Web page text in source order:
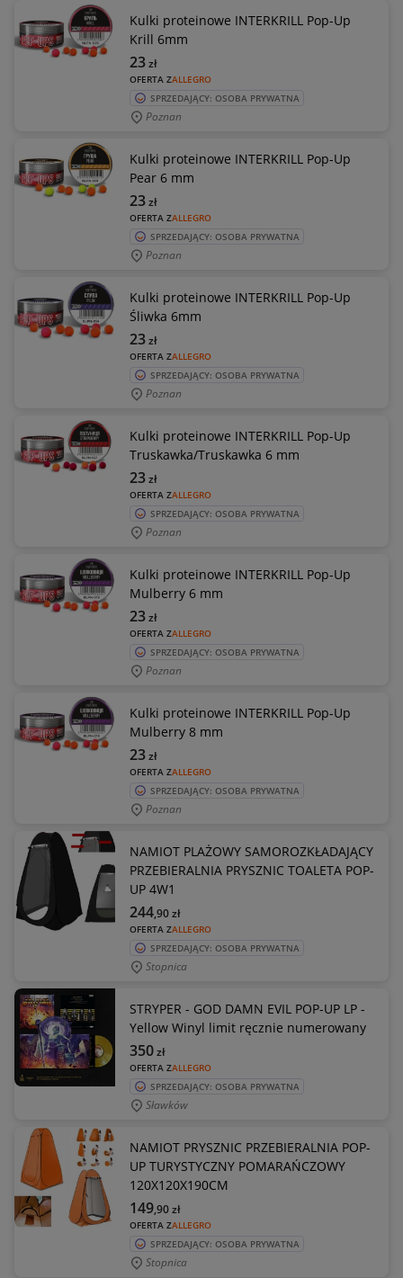
Kulki proteinowe INTERKRILL Pop-Up
Krill 6mm
OFERTA ZALLEGRO
23zł
SPRZEDAJĄCY: OSOBA PRYWATNA
Poznan
Kulki proteinowe INTERKRILL Pop-Up
Pear 6 mm
OFERTA ZALLEGRO
23zł
SPRZEDAJĄCY: OSOBA PRYWATNA
Poznan
Kulki proteinowe INTERKRILL Pop-Up
Śliwka 6mm
OFERTA ZALLEGRO
23zł
SPRZEDAJĄCY: OSOBA PRYWATNA
Poznan
Kulki proteinowe INTERKRILL Pop-Up
Truskawka/Truskawka 6 mm
OFERTA ZALLEGRO
23zł
SPRZEDAJĄCY: OSOBA PRYWATNA
Poznan
Kulki proteinowe INTERKRILL Pop-Up
Mulberry 6 mm
OFERTA ZALLEGRO
23zł
SPRZEDAJĄCY: OSOBA PRYWATNA
Poznan
Kulki proteinowe INTERKRILL Pop-Up
Mulberry 8 mm
OFERTA ZALLEGRO
23zł
SPRZEDAJĄCY: OSOBA PRYWATNA
Poznan
NAMIOT PLAŻOWY SAMOROZKŁADAJĄCY
PRZEBIERALNIA PRYSZNIC TOALETA POP-
UP 4W1
OFERTA ZALLEGRO
244,90zł
SPRZEDAJĄCY: OSOBA PRYWATNA
Stopnica
STRYPER - GOD DAMN EVIL POP-UP LP -
Yellow Winyl limit ręcznie numerowany
OFERTA ZALLEGRO
350zł
SPRZEDAJĄCY: OSOBA PRYWATNA
Sławków
NAMIOT PRYSZNIC PRZEBIERALNIA POP-
UP TURYSTYCZNY POMARAŃCZOWY
120X120X190CM
OFERTA ZALLEGRO
149,90zł
SPRZEDAJĄCY: OSOBA PRYWATNA
Stopnica